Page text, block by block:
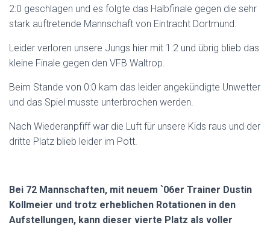
2:0 geschlagen und es folgte das Halbfinale gegen die sehr
stark auftretende Mannschaft von Eintracht Dortmund.
Leider verloren unsere Jungs hier mit 1:2 und übrig blieb das
kleine Finale gegen den VFB Waltrop.
Beim Stande von 0:0 kam das leider angekündigte Unwetter
und das Spiel musste unterbrochen werden.
Nach Wiederanpfiff war die Luft für unsere Kids raus und der
dritte Platz blieb leider im Pott.
Bei 72 Mannschaften, mit neuem `06er Trainer Dustin
Kollmeier und trotz erheblichen Rotationen in den
Aufstellungen, kann dieser vierte Platz als voller